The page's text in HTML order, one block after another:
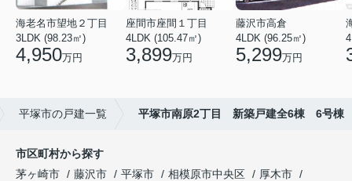
海老名市望地２丁目
3LDK (98.23㎡)
4,950万円
座間市座間１丁目
4LDK (105.47㎡)
3,899万円
藤沢市高倉
4LDK (96.25㎡)
5,299万円
平塚市の戸建一覧 平塚市南原2丁目 新築戸建全6棟 6号棟
市区町村から探す
茅ヶ崎市
藤沢市 平塚市 相模原市中央区
厚木市